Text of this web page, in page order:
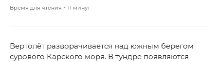
Время для чтения ~ 11 минут
Вертолёт разворачивается над южным берегом
сурового Карского моря. В тундре появляются